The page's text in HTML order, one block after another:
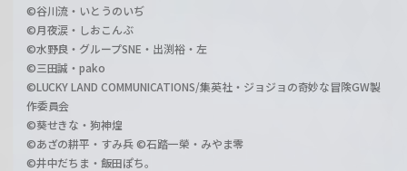
©谷川流・いとうのいぢ
©月夜涙・しおこんぶ
©水野良・グループSNE・出渕裕・左
©三田誠・pako
©LUCKY LAND COMMUNICATIONS/集英社・ジョジョの奇妙な冒険GW製
作委員会
©葵せきな・狗神煌
©あざの耕平・すみ兵 ©石踏一榮・みやま零
©井中だちま・飯田ぽち。